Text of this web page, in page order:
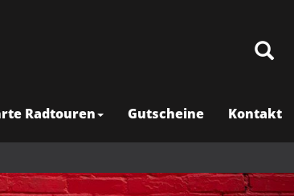
Radtouren Gutscheine Kontakt